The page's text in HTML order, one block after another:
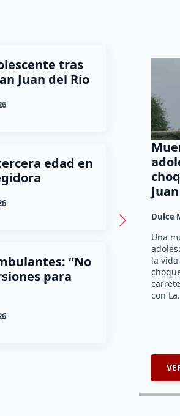
tras
Juan del Río
edad en
“No
para
Dulce
Una
la
con